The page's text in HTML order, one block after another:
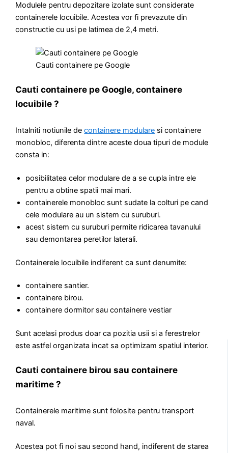
Modulele pentru depozitare izolate sunt considerate
containerele locuibile. Acestea vor fi prevazute din
constructie cu usi pe latimea de 2,4 metri.
Cauti containere pe Google
Cauti containere pe Google, containere
locuibile ?
Intalniti notiunile decontainere modulare si containere
monobloc, diferenta dintre aceste doua tipuri de module
consta in:
posibilitatea celor modulare de a se cupla intre ele
pentru a obtine spatii mai mari.
containerele monobloc sunt sudate la colturi pe cand
cele modulare au un sistem cu suruburi.
acest sistem cu suruburi permite ridicarea tavanului
sau demontarea peretilor laterali.
Containerele locuibile indiferent ca sunt denumite:
containere santier.
containere birou.
containere dormitor sau containere vestiar
Sunt acelasi produs doar ca pozitia usii si a ferestrelor
este astfel organizata incat sa optimizam spatiul interior.
Cauti containere birou sau containere
maritime ?
Containerele maritime sunt folosite pentru transport
naval.
Acestea pot fi noi sau second hand, indiferent de starea